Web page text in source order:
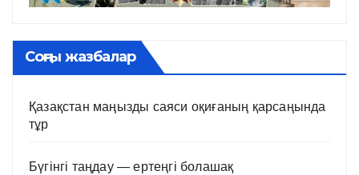
Соңғы жазбалар
Қазақстан маңызды саяси оқиғаның қарсаңында
тұр
Бүгінгі таңдау — ертеңгі болашақ